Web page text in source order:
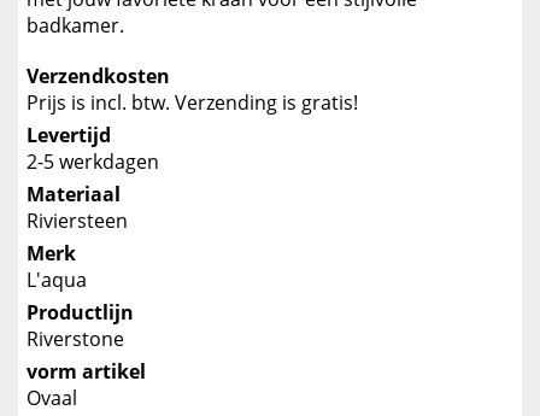
badkamer.
Verzendkosten
Prijs is incl. btw. Verzending is gratis!
Levertijd
2-5 werkdagen
Materiaal
Riviersteen
Merk
L'aqua
Productlijn
Riverstone
vorm artikel
Ovaal